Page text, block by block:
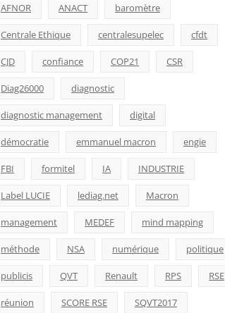
AFNOR ANACT baromètre
Centrale Ethique centralesupelec cfdt
CJD confiance COP21 CSR
Diag26000 diagnostic
diagnostic management digital
démocratie emmanuel macron engie
FBI formitel IA INDUSTRIE
Label LUCIE lediag.net Macron
management MEDEF mind mapping
méthode NSA numérique politique
publicis QVT Renault RPS RSE
réunion SCORE RSE SQVT2017